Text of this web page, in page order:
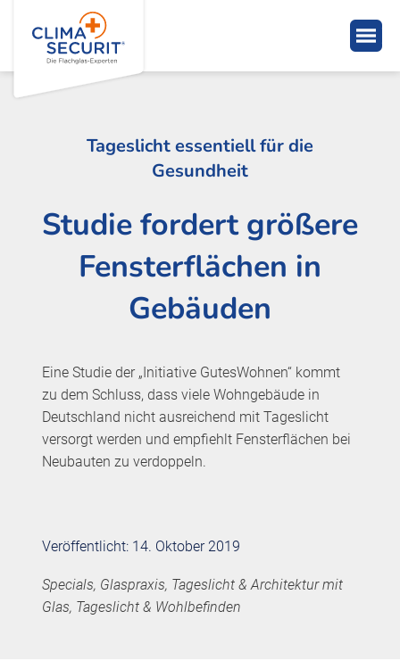
Tageslicht essentiell für die
Gesundheit
Studie fordert größere
Fensterflächen in
Gebäuden
Eine Studie der „Initiative GutesWohnen“ kommt
zu dem Schluss, dass viele Wohngebäude in
Deutschland nicht ausreichend mit Tageslicht
versorgt werden und empfiehlt Fensterflächen bei
Neubauten zu verdoppeln.
Veröffentlicht: 14. Oktober 2019
Specials, Glaspraxis, Tageslicht & Architektur mit
Glas, Tageslicht & Wohlbefinden